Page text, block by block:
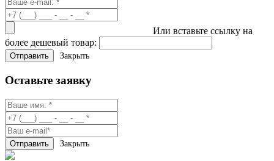
Или вставьте ссылку на
более дешевый товар:
Закрыть
Оставьте заявку
Закрыть